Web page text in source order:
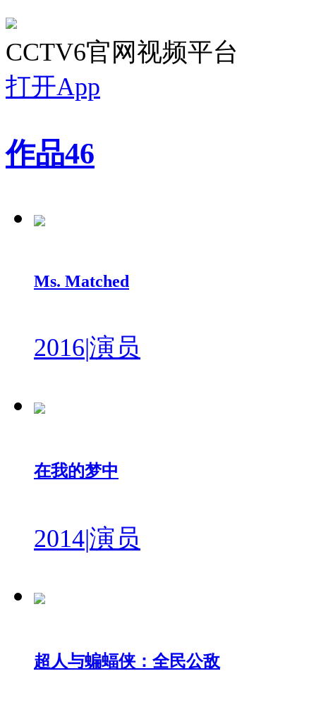
CCTV6官网视频平台
打开App
作品46
Ms. Matched
2016|演员
在我的梦中
2014|演员
超人与蝙蝠侠：全民公敌